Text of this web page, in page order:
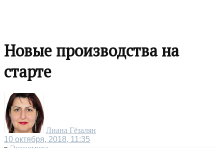
Новые производства на
старте
Лиана Гёзалян
10 октября, 2018, 11:35